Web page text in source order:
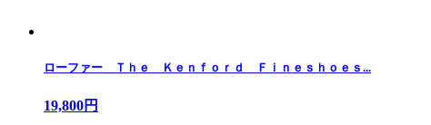
ローファー Ｔｈｅ Ｋｅｎｆｏｒｄ Ｆｉｎｅｓｈｏｅｓ...
19,800円